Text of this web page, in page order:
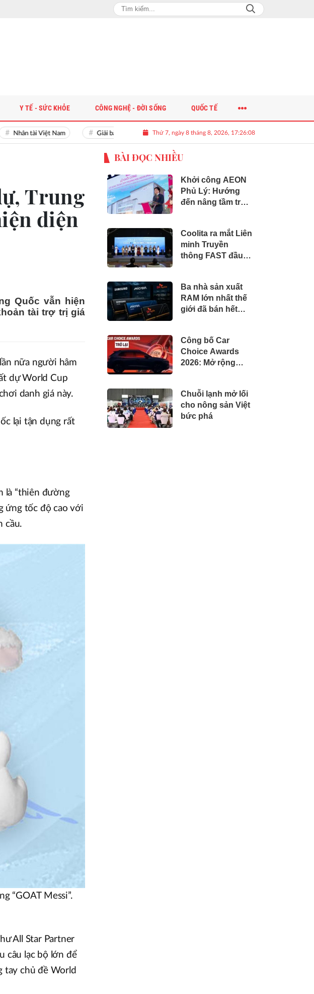
tài Việt Nam Giải bài toán nguồn nhân lực chất lượng cao cho doanh nghiệp
Thứ 7, ngày 8 tháng 8, 2026, 17:26:10
Y TẾ - SỨC KHỎE CÔNG NGHỆ - ĐỜI SỐNG QUỐC TẾ
Trung
diện
Quốc vẫn hiện
tài trợ trị giá
nữa người hâm
dự World Cup
danh giá này.
lại tận dụng rất
là “thiên đường
ứng tốc độ cao với
cầu.
“GOAT Messi”.
All Star Partner
câu lạc bộ lớn để
tay chủ đề World
BÀI ĐỌC NHIỀU
Khởi công AEON
Phủ Lý: Hướng
đến nâng tầm trải
Bình
Coolita ra mắt Liên
minh Truyền
thông FAST đầu
truyền hình hàng
đầu
Ba nhà sản xuất
RAM lớn nhất thế
giới đã bán hết
Công bố Car
Choice Awards
2026: Mở rộng
thúc đẩy ngành xe
Việt Nam
Chuỗi lạnh mở lối
cho nông sản Việt
bức phá